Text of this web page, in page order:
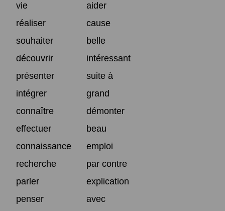
vie
aider
réaliser
cause
souhaiter
belle
découvrir
intéressant
présenter
suite à
intégrer
grand
connaître
démonter
effectuer
beau
connaissance
emploi
recherche
par contre
parler
explication
penser
avec